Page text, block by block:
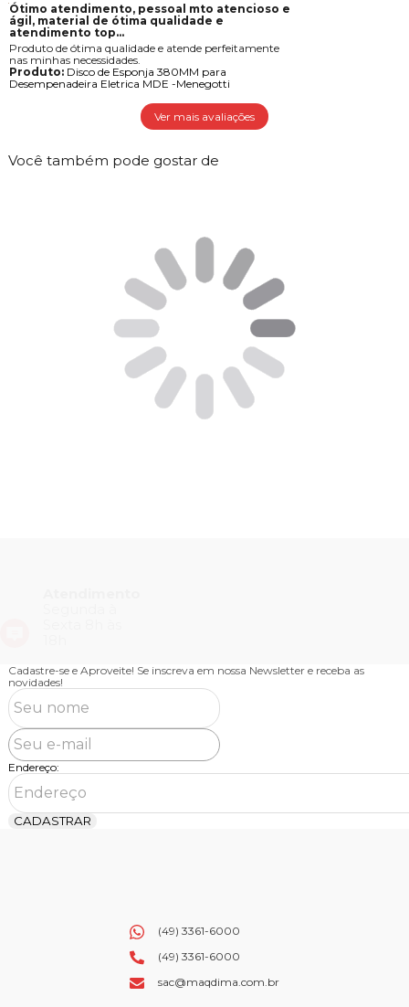
Ótimo atendimento, pessoal mto atencioso e
gil, material de ótima qualidade e
atendimento top...
Produto de ótima qualidade e atende perfeitamente
nas minhas necessidades.
Produto:Disco de Esponja 380MM para
Desempenadeira Eletrica MDE -Menegotti
Ver mais avaliações
Você também pode gostar de
Cadastre-se e Aproveite! Se inscreva em nossa Newsletter e receba as
novidades!
Endereço:
CADASTRAR
(49) 3361-6000
(49) 3361-6000
sac@maqdima.com.br